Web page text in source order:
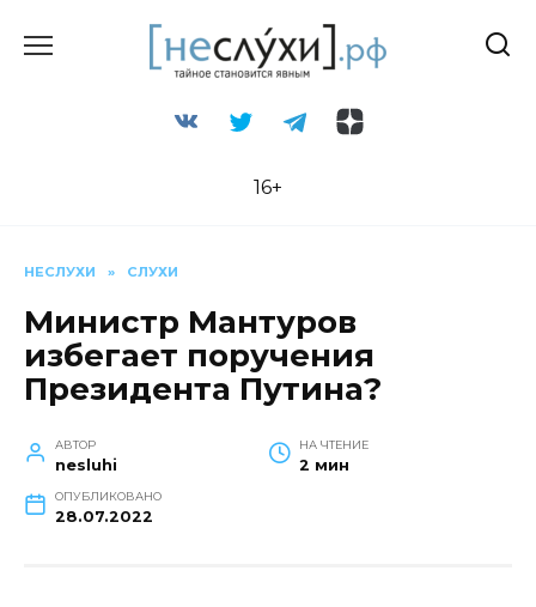
16+
НЕСЛУХИ » СЛУХИ
Министр Мантуров
избегает поручения
Президента Путина?
АВТОР
nesluhi
НА ЧТЕНИЕ
2 мин
ОПУБЛИКОВАНО
28.07.2022